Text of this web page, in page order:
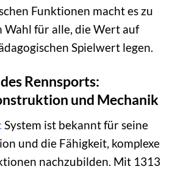
Funktionen macht es zu
Wahl für alle, die Wert auf
Spielwert legen.
Rennsports:
und Mechanik
System ist bekannt für seine
und die Fähigkeit, komplexe
nachzubilden. Mit 1313